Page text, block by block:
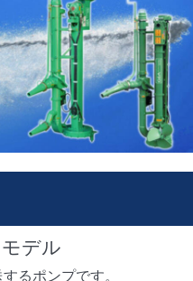
デル
るポンプです。